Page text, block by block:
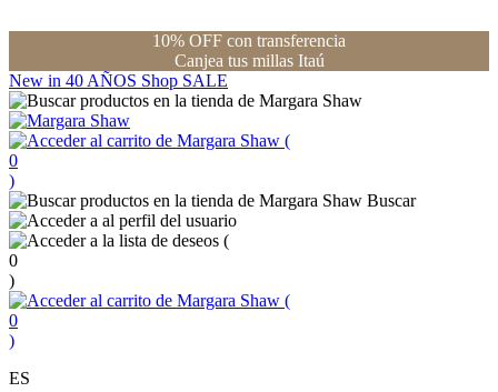
10% OFF con transferencia
Canjea tus millas Itaú
New in 40 AÑOS Shop SALE
(
0
)
Buscar
(
0
)
(
0
)
ES